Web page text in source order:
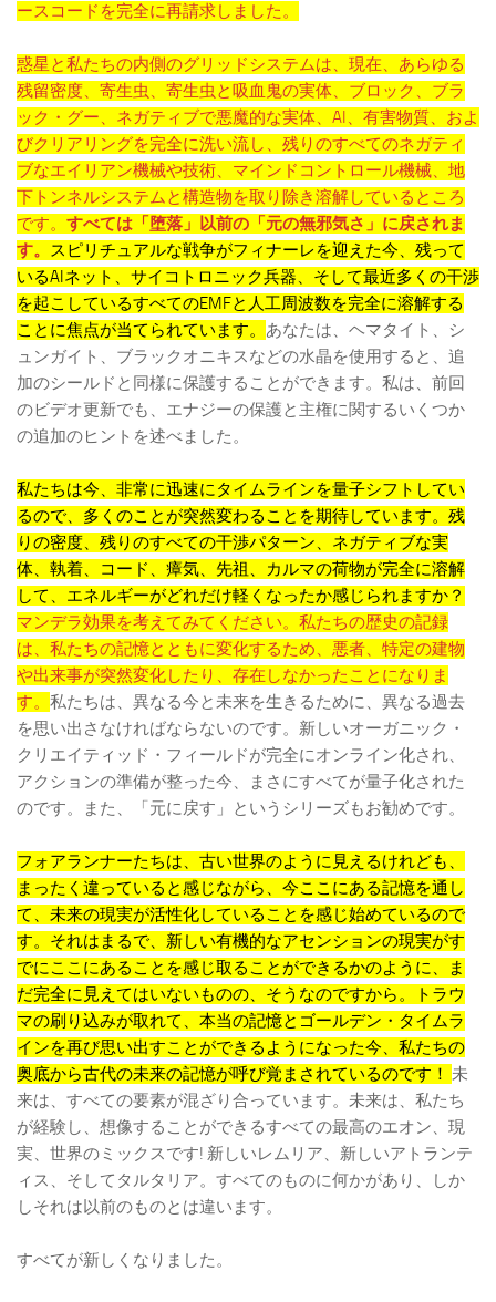
ースコードを完全に再請求しました。
惑星と私たちの内側のグリッドシステムは、現在、あらゆる
残留密度、寄生虫、寄生虫と吸血鬼の実体、ブロック、ブラ
ック・グー、ネガティブで悪魔的な実体、AI、有害物質、およ
びクリアリングを完全に洗い流し、残りのすべてのネガティ
ブなエイリアン機械や技術、マインドコントロール機械、地
下トンネルシステムと構造物を取り除き溶解しているところ
です。 すべては「堕落」以前の「元の無邪気さ」に戻されま
す。 スピリチュアルな戦争がフィナーレを迎えた今、残って
いるAIネット、サイコトロニック兵器、そして最近多くの干渉
を起こしているすべてのEMFと人工周波数を完全に溶解する
ことに焦点が当てられています。 あなたは、ヘマタイト、シ
ュンガイト、ブラックオニキスなどの水晶を使用すると、追
加のシールドと同様に保護することができます。私は、前回
のビデオ更新でも、エナジーの保護と主権に関するいくつか
の追加のヒントを述べました。
私たちは今、非常に迅速にタイムラインを量子シフトしてい
るので、多くのことが突然変わることを期待しています。残
りの密度、残りのすべての干渉パターン、ネガティブな実
体、執着、コード、瘴気、先祖、カルマの荷物が完全に溶解
して、エネルギーがどれだけ軽くなったか感じられますか？
マンデラ効果を考えてみてください。私たちの歴史の記録
は、私たちの記憶とともに変化するため、悪者、特定の建物
や出来事が突然変化したり、存在しなかったことになりま
す。 私たちは、異なる今と未来を生きるために、異なる過去
を思い出さなければならないのです。新しいオーガニック・
クリエイティッド・フィールドが完全にオンライン化され、
アクションの準備が整った今、まさにすべてが量子化された
のです。また、「元に戻す」というシリーズもお勧めです。
フォアランナーたちは、古い世界のように見えるけれども、
まったく違っていると感じながら、今ここにある記憶を通し
て、未来の現実が活性化していることを感じ始めているので
す。それはまるで、新しい有機的なアセンションの現実がす
でにここにあることを感じ取ることができるかのように、ま
だ完全に見えてはいないものの、そうなのですから。トラウ
マの刷り込みが取れて、本当の記憶とゴールデン・タイムラ
インを再び思い出すことができるようになった今、私たちの
奥底から古代の未来の記憶が呼び覚まされているのです！ 未
来は、すべての要素が混ざり合っています。未来は、私たち
が経験し、想像することができるすべての最高のエオン、現
実、世界のミックスです! 新しいレムリア、新しいアトランテ
ィス、そしてタルタリア。すべてのものに何かがあり、しか
しそれは以前のものとは違います。
すべてが新しくなりました。